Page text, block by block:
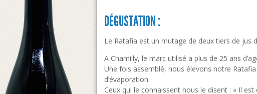
DÉGUSTATION :
Le Ratafia est un mutage de deux tiers de jus
A Chamilly, le marc utilisé a plus de 25 ans
Une fois assemblé, nous élevons notre
d’évaporation.
Ceux qui le connaissent nous le disent : « Il